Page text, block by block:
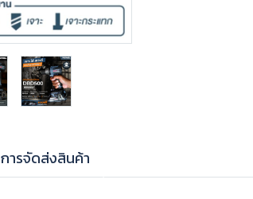
การจัดส่งสินค้า